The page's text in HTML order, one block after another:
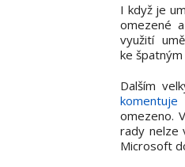
I když je
omezené
využití
ke
Dalším
komentuje
omezeno.
rady nelze
Microsoft